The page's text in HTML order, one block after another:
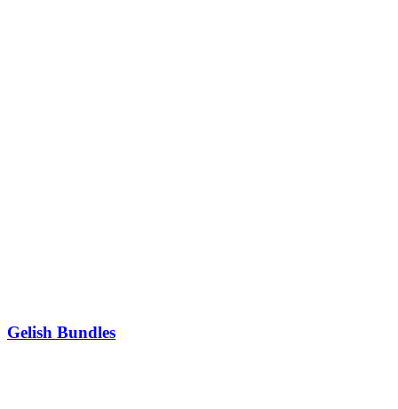
Gelish Bundles